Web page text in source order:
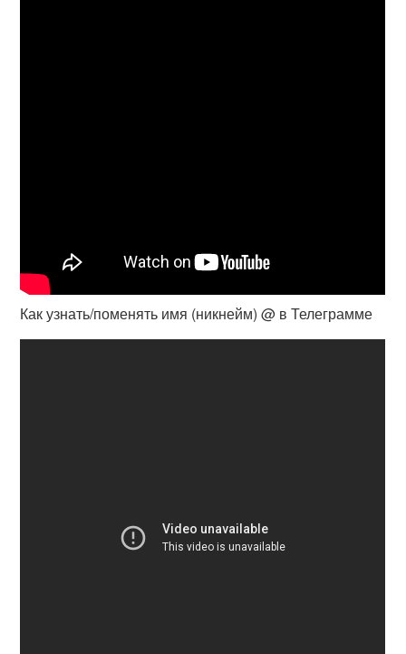
Как узнать/поменять имя (никнейм) @ в Телеграмме